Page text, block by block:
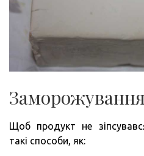
Щоб продукт не
такі способи, як: